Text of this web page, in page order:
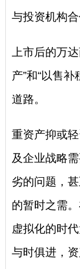
与投资机构合
上市后的万
产”和“以售
道路。
重资产抑或
及企业战略
劣的问题，
的暂时之需
虚拟化的时
与时俱进，